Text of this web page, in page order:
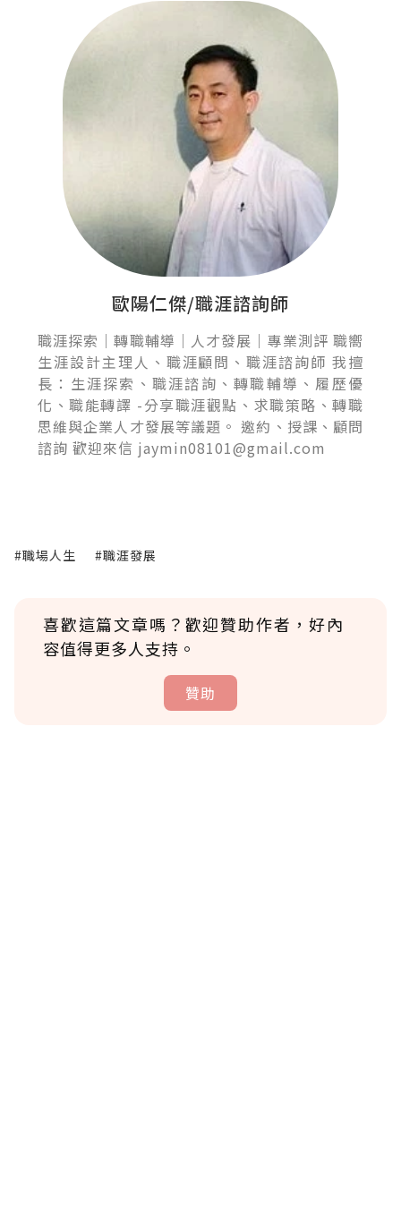
歐陽仁傑/職涯諮詢師
職涯探索｜轉職輔導｜人才發展｜專業測評 職嚮
生涯設計主理人、職涯顧問、職涯諮詢師 我擅
長：生涯探索、職涯諮詢、轉職輔導、履歷優
化、職能轉譯 -分享職涯觀點、求職策略、轉職
思維與企業人才發展等議題。 邀約、授課、顧問
諮詢 歡迎來信 jaymin08101@gmail.com
#職場人生 #職涯發展
喜歡這篇文章嗎？歡迎贊助作者，好內
容值得更多人支持。
贊助